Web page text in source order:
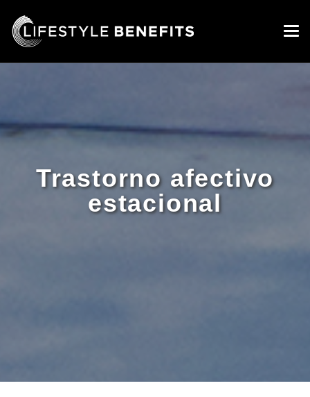
Trastorno afectivo
estacional